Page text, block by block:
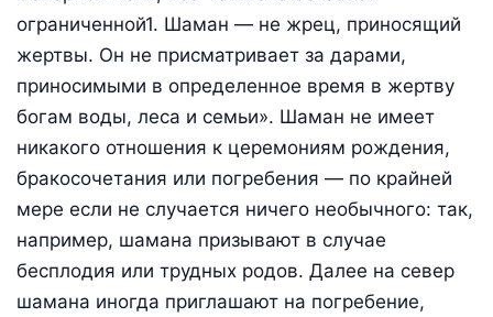
ограниченной1. Шаман — не жрец, приносящий
жертвы. Он не присматривает за дарами,
приносимыми в определенное время в жертву
богам воды, леса и семьи». Шаман не имеет
никакого отношения к церемониям рождения,
бракосочетания или погребения — по крайней
мере если не случается ничего необычного: так,
например, шамана призывают в случае
бесплодия или трудных родов. Далее на север
шамана иногда приглашают на погребение,